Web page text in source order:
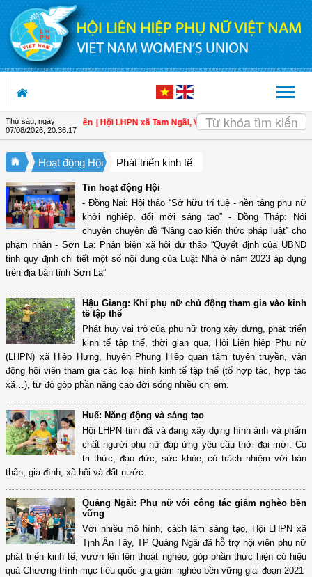
Truy cập nội dung luôn
Thứ sáu, ngày
07/08/2026, 20:36:18
cho hội viên | Hội LHPN xã Tam Ngãi, Vĩnh Long sơ kết công tác Hội và
Hoạt động Hội Phát triển kinh tế
Tin hoạt động Hội
- Đồng Nai: Hội thảo “Sở hữu trí tuệ - nền tảng phụ nữ
khởi nghiệp, đổi mới sáng tạo” - Đồng Tháp: Nói
chuyện chuyên đề “Nâng cao kiến thức pháp luật” cho
phạm nhân - Sơn La: Phản biện xã hội dự thảo “Quyết định của UBND
tỉnh quy định chi tiết một số nội dung của Luật Nhà ở năm 2023 áp dụng
trên địa bàn tỉnh Sơn La”
Hậu Giang: Khi phụ nữ chủ động tham gia vào kinh
tế tập thể
Phát huy vai trò của phụ nữ trong xây dựng, phát triển
kinh tế tập thể, thời gian qua, Hội Liên hiệp Phụ nữ
(LHPN) xã Hiệp Hưng, huyện Phụng Hiệp quan tâm tuyên truyền, vận
động hội viên tham gia các loại hình kinh tế tập thể (tổ hợp tác, hợp tác
xã…), từ đó góp phần nâng cao đời sống nhiều chị em.
Huế: Năng động và sáng tạo
Hội LHPN tỉnh đã và đang xây dựng hình ảnh và phẩm
chất người phụ nữ đáp ứng yêu cầu thời đại mới: Có
tri thức, đạo đức, sức khỏe; có trách nhiệm với bản
thân, gia đình, xã hội và đất nước.
Quảng Ngãi: Phụ nữ với công tác giảm nghèo bền
vững
Với nhiều mô hình, cách làm sáng tạo, Hội LHPN xã
Tịnh Ấn Tây, TP Quảng Ngãi đã hỗ trợ hội viên phụ nữ
phát triển kinh tế, vươn lên lên thoát nghèo, góp phần thực hiện có hiệu
quả Chương trình mục tiêu quốc gia giảm nghèo bền vững giai đoạn 2021-